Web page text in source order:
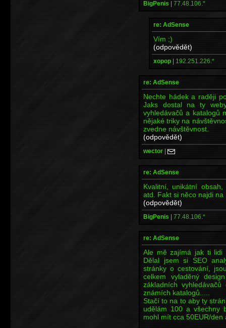
BigPenis | 77.48.106.*
re: AdSense
Vím ;)
(odpovědět)
xopop | 192.251.226.*
re: AdSense
Nechte hádek a raději
Jaks dostal na ty
vyhledávačů a katalogů
nějaké triky na
zvedne návštěvnost.
(odpovědět)
wector |
re: AdSense
Kvalitní, unikátní
atd. Fakt si něco najdi na
(odpovědět)
BigPenis | 77.48.106.*
re: AdSense
Ale mě zajímá jak ti lidi
Dělal jsem si SEO
stránky o cestování,
celkem vyladěný
základních vyhledávačů
známích katalogů.....
Stačí to na to aby ty
udělám 100 a všechny
mohl mít cca 50EUR/